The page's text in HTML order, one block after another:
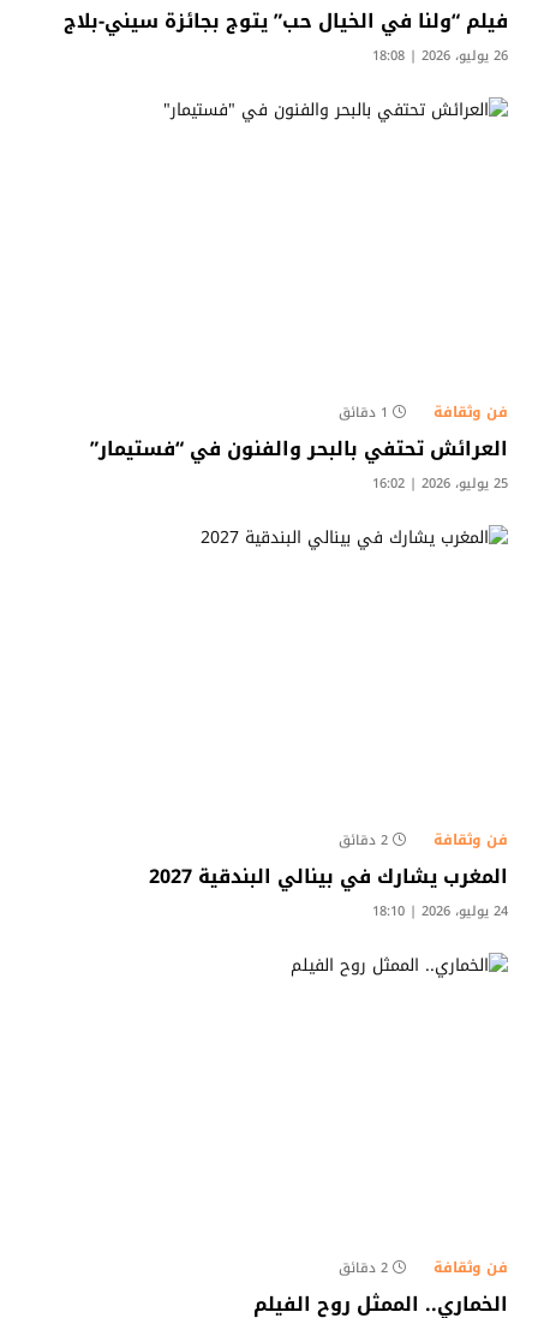
فيلم “ولنا في الخيال حب” يتوج بجائزة سيني-بلاج
26 يوليو، 2026 | 18:08
فن وثقافة 1 دقائق
العرائش تحتفي بالبحر والفنون في “فستيمار”
25 يوليو، 2026 | 16:02
فن وثقافة 2 دقائق
المغرب يشارك في بينالي البندقية 2027
24 يوليو، 2026 | 18:10
فن وثقافة 2 دقائق
الخماري.. الممثل روح الفيلم